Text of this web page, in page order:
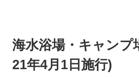
海水浴場・キャンプ
21年4月1日施行)